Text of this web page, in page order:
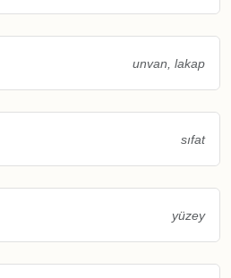
unvan, lakap
sıfat
yüzey